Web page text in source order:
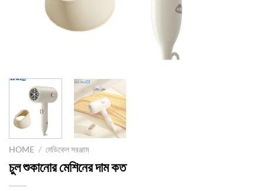
HOME / মেডিকেল সরঞ্জাম
চুল শুকানোর মেশিনের দাম কত